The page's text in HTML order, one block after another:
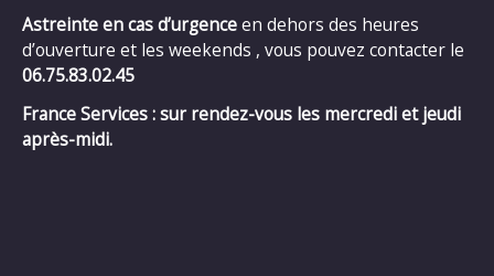
Astreinte en cas d’urgenceen dehors des heures
d’ouverture et les weekends , vous pouvez contacter le
06.75.83.02.45
France Services : sur rendez-vous les mercredi et jeudi
après-midi.